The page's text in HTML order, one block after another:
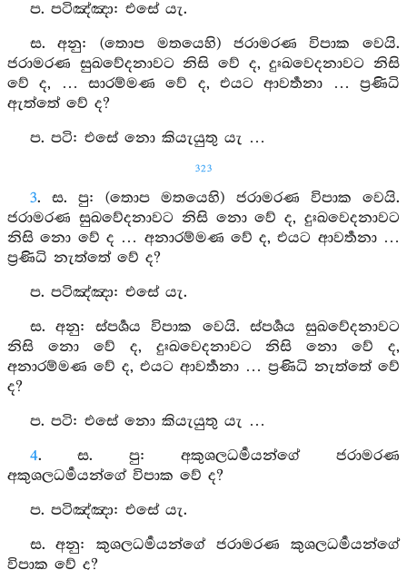
ප. පටිඤ්ඤා: එසේ යැ.
ස. අනු: (තොප මතයෙහි) ජරාමරණ විපාක වෙයි.
ජරාමරණ සුඛවේදනාවට නිසි වේ ද, දුඃඛවෙදනාවට නිසි
වේ ද, … සාරම්මණ වේ ද, එයට ආවර්‍තනා … ප්‍රණිධි
ඇත්තේ වේ ද?
ප. පටි: එසේ නො කියැයුතු යැ …
323
3. ස. පු: (තොප මතයෙහි) ජරාමරණ විපාක වෙයි.
ජරාමරණ සුඛවේදනාවට නිසි නො වේ ද, දුඃඛවෙදනාවට
නිසි නො වේ ද … අනාරම්මණ වේ ද, එයට ආවර්‍තනා …
ප්‍රණිධි නැත්තේ වේ ද?
ප. පටිඤ්ඤා: එසේ යැ.
ස. අනු: ස්පර්‍ශය විපාක වෙයි. ස්පර්‍ශය සුඛවේදනාවට
නිසි නො වේ ද, දුඃඛවෙදනාවට නිසි නො වේ ද,
අනාරම්මණ වේ ද, එයට ආවර්‍තනා … ප්‍රණිධි නැත්තේ වේ
ද?
ප. පටි: එසේ නො කියැයුතු යැ …
4. ස. පු: අකුශලධර්‍මයන්ගේ ජරාමරණ
අකුශලධර්‍මයන්ගේ විපාක වේ ද?
ප. පටිඤ්ඤා: එසේ යැ.
ස. අනු: කුශලධර්‍මයන්ගේ ජරාමරණ කුශලධර්‍මයන්ගේ
විපාක වේ ද?